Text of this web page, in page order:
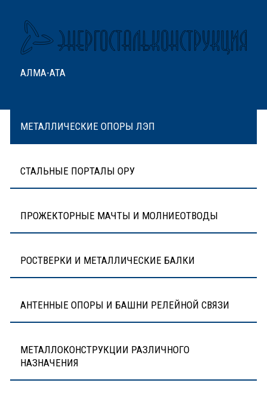
АЛМА-АТА
МЕТАЛЛИЧЕСКИЕ ОПОРЫ ЛЭП
СТАЛЬНЫЕ ПОРТАЛЫ ОРУ
ПРОЖЕКТОРНЫЕ МАЧТЫ И МОЛНИЕОТВОДЫ
РОСТВЕРКИ И МЕТАЛЛИЧЕСКИЕ БАЛКИ
АНТЕННЫЕ ОПОРЫ И БАШНИ РЕЛЕЙНОЙ СВЯЗИ
МЕТАЛЛОКОНСТРУКЦИИ РАЗЛИЧНОГО
НАЗНАЧЕНИЯ